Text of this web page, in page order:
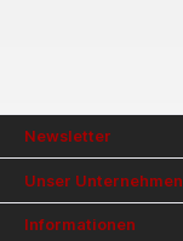
Newsletter
Unser Unternehmen
Informationen